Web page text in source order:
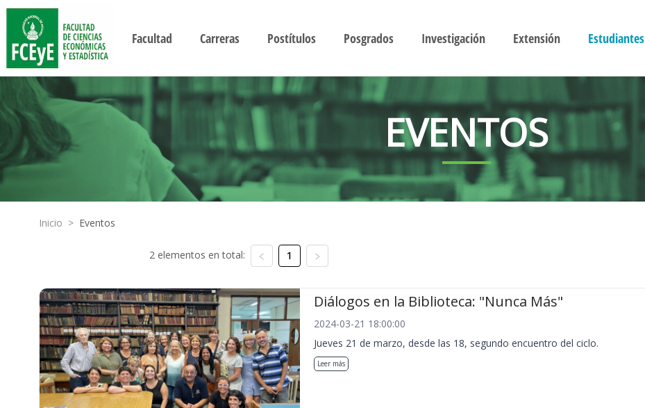
Facultad Carreras Postítulos Posgrados Investigación Extensión Estudiantes
EVENTOS
Inicio > Eventos
2 elementos en total: 1
Diálogos en la Biblioteca: "Nunca Más"
2024-03-21 18:00:00
Jueves 21 de marzo, desde las 18, segundo encuentro del ciclo.
Leer más